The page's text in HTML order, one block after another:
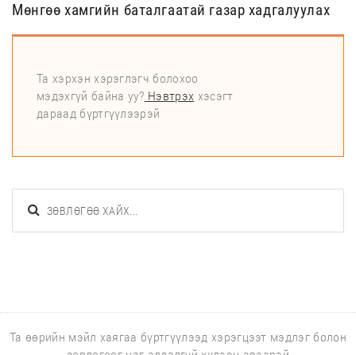
Мөнгөө хамгийн баталгаатай газар хадгалуулах
Та хэрхэн хэрэглэгч болохоо
мэдэхгүй байна уу? Нэвтрэх хэсэгт
дараад бүртгүүлээрэй
Та өөрийн мэйл хаягаа бүртгүүлээд хэрэгцээт мэдлэг болон